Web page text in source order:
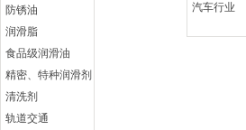
防锈油
润滑脂
食品级润滑油
精密、特种润滑剂
清洗剂
轨道交通
汽车行业